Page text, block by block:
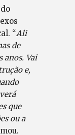
“Ali
de
anos. Vai
e,
que
ou a